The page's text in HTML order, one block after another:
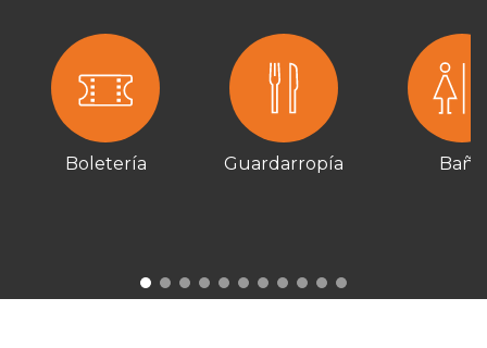
Boletería Guardarropía Baño